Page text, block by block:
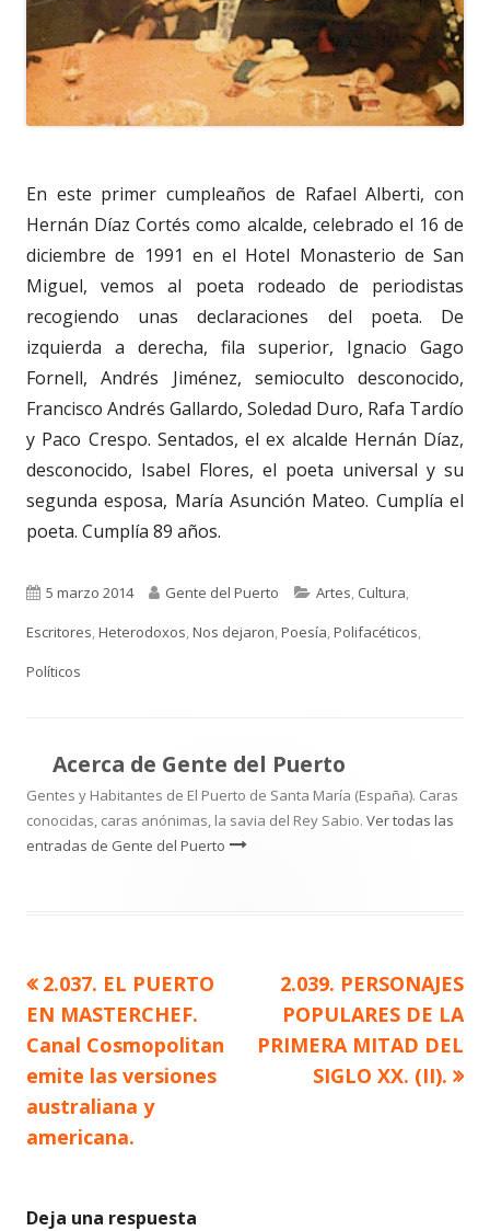
En este primer cumpleaños de Rafael Alberti, con
Hernán Díaz Cortés como alcalde, celebrado el 16 de
diciembre de 1991 en el Hotel Monasterio de San
Miguel, vemos al poeta rodeado de periodistas
recogiendo unas declaraciones del poeta. De
izquierda a derecha, fila superior, Ignacio Gago
Fornell, Andrés Jiménez, semioculto desconocido,
Francisco Andrés Gallardo, Soledad Duro, Rafa Tardío
y Paco Crespo. Sentados, el ex alcalde Hernán Díaz,
desconocido, Isabel Flores, el poeta universal y su
segunda esposa, María Asunción Mateo. Cumplía el
poeta. Cumplía 89 años.
Publicado
el
5 marzo 2014 Autor
Gente del Puerto Categorías
Artes, Cultura,
Escritores,Heterodoxos,Nos dejaron,Poesía,Polifacéticos,
Políticos
Acerca de Gente del Puerto
Gentes y Habitantes de El Puerto de Santa María (España). Caras
conocidas, caras anónimas, la savia del Rey Sabio. Ver todas las
entradas de Gente del Puerto
Navegación
de
entradas
Artículo
anterior
2.037. EL PUERTO
EN MASTERCHEF.
Canal Cosmopolitan
emite las versiones
australiana y
americana.
Artículo
siguiente
2.039. PERSONAJES
POPULARES DE LA
PRIMERA MITAD DEL
SIGLO XX. (II).
Deja una respuesta